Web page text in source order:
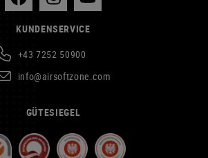
KUNDENSERVICE
+43 7252 50900
info@airsoftzone.com
GÜTESIEGEL